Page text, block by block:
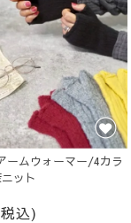
ームウォーマー/4カラ
ット
込)